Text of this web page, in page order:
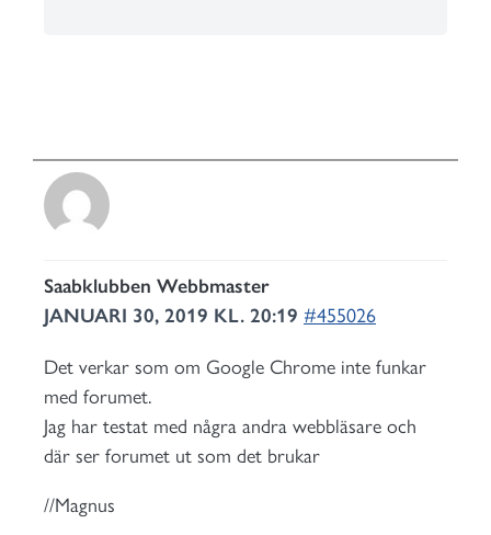
Saabklubben Webbmaster
JANUARI 30, 2019 KL. 20:19 #455026
Det verkar som om Google Chrome inte funkar
med forumet.
Jag har testat med några andra webbläsare och
där ser forumet ut som det brukar
//Magnus